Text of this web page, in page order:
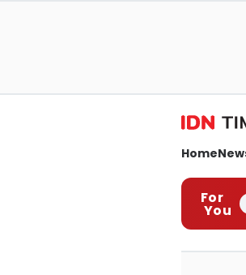
Home
For
You